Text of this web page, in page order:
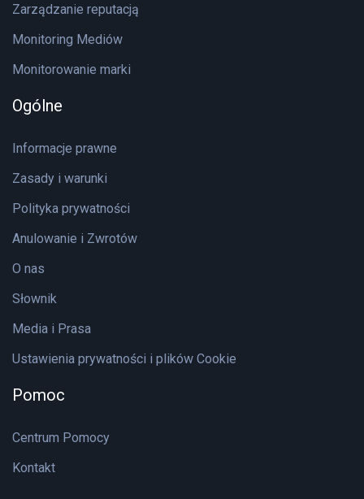
Zarządzanie reputacją
Monitoring Mediów
Monitorowanie marki
Ogólne
Informacje prawne
Zasady i warunki
Polityka prywatności
Anulowanie i Zwrotów
O nas
Słownik
Media i Prasa
Ustawienia prywatności i plików Cookie
Pomoc
Centrum Pomocy
Kontakt